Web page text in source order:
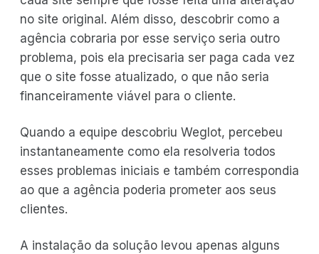
no site original. Além disso, descobrir como a
agência cobraria por esse serviço seria outro
problema, pois ela precisaria ser paga cada vez
que o site fosse atualizado, o que não seria
financeiramente viável para o cliente.
Quando a equipe descobriu Weglot, percebeu
instantaneamente como ela resolveria todos
esses problemas iniciais e também correspondia
ao que a agência poderia prometer aos seus
clientes.
A instalação da solução levou apenas alguns